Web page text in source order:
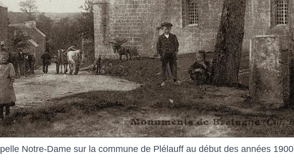
Notre-Dame sur la commune de Plélauff au début des années